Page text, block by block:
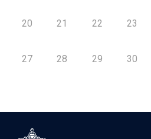
20 21 22 23
27 28 29 30